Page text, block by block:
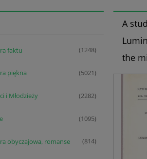
faktu (1248)
piękna (5021)
i Młodzieży (2282)
(1095)
obyczajowa, romanse (814)
A
the